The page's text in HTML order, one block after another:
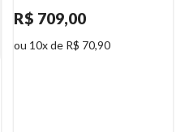
R$ 709,00
ou 10x de R$ 70,90